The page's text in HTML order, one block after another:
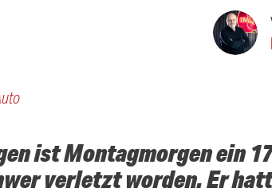
ist Montagmorgen ein
verletzt worden. Er